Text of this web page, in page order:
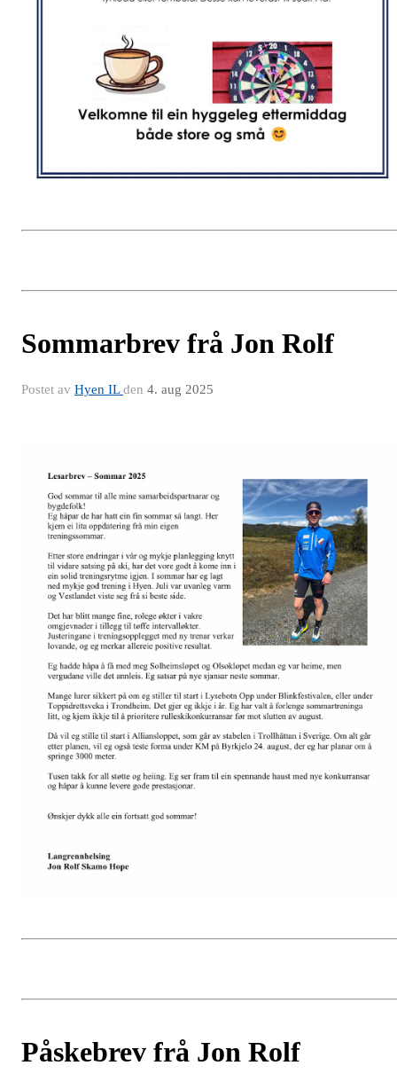
Sommarbrev frå Jon Rolf
Postet av Hyen ILden 4. aug 2025
Påskebrev frå Jon Rolf